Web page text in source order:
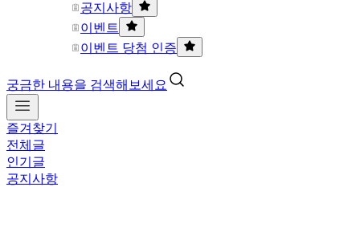
공지사항
이벤트
이벤트 당첨 인증
궁금한 내용을 검색해보세요
즐겨찾기
전체글
인기글
공지사항